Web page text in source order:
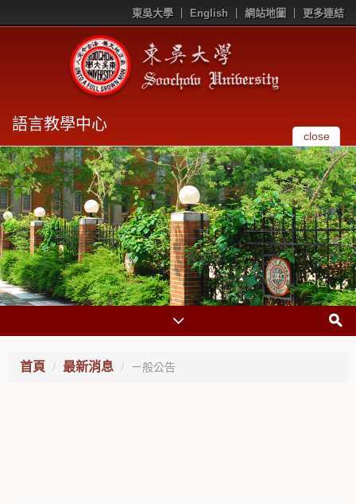
東吳大學 English 網站地圖 更多連結
語言教學中心
close
首頁 最新消息 ㄧ般公告